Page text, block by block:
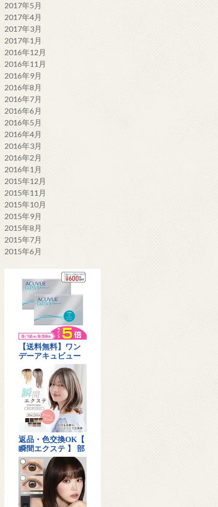
2017年5月
2017年4月
2017年3月
2017年1月
2016年12月
2016年11月
2016年9月
2016年8月
2016年7月
2016年6月
2016年5月
2016年4月
2016年3月
2016年2月
2016年1月
2015年12月
2015年11月
2015年10月
2015年9月
2015年8月
2015年7月
2015年6月